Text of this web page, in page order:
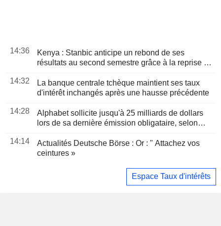
14:36
Kenya : Stanbic anticipe un rebond de ses
résultats au second semestre grâce à la reprise de
14:32
La banque centrale tchèque maintient ses taux
d'intérêt inchangés après une hausse précédente
14:28
Alphabet sollicite jusqu'à 25 milliards de dollars
lors de sa dernière émission obligataire, selon
14:14
Actualités Deutsche Börse : Or : " Attachez vos
ceintures »
Espace Taux d'intérêts